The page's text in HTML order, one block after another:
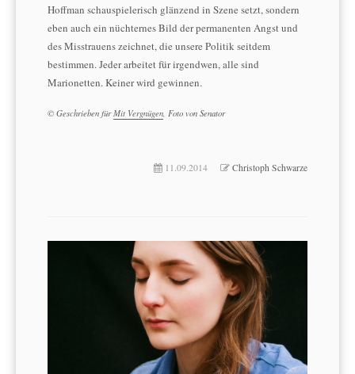
Hoffman schauspielerisch glänzend in Szene setzt, sondern
eben auch ein nüchternes Bild der permanenten Angst und
des Misstrauens zeichnet, die unsere Politik seitdem
bestimmen. Jeder arbeitet für irgendwen, alle sind
Marionetten. Keiner wird gewinnen.
© Geschrieben fürMit Vergnügen, Foto von Senator
11.09.2014 Christoph Schwarze